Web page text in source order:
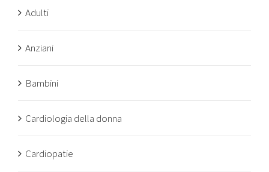
Adulti
Anziani
Bambini
Cardiologia della donna
Cardiopatie